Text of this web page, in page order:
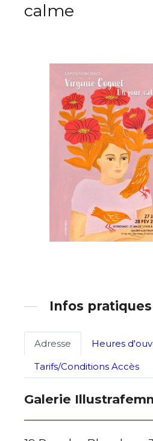
Nom
Prénom
Adresse email*
Nom
calme
Infos pratiques
Adresse
Heures
Tarifs/Conditions Accès
Galerie